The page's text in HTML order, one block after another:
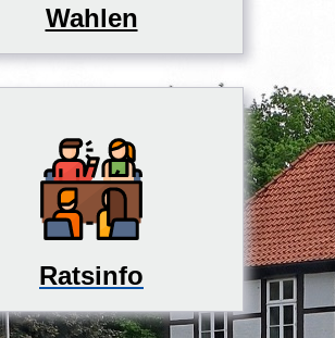
Wahlen
Ratsinfo